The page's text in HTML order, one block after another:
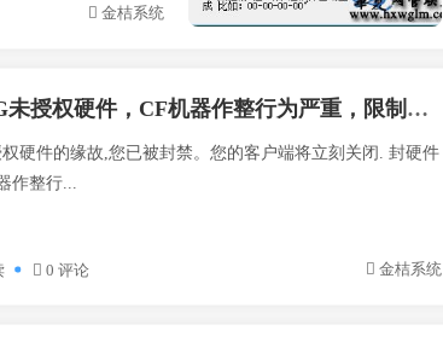
金桔系统
权硬件，CF机器作整行为严重，限制机器登录
硬件的缘故,您已被封禁。您的客户端将立刻关闭. 封硬件
整行...
0 评论 金桔系统